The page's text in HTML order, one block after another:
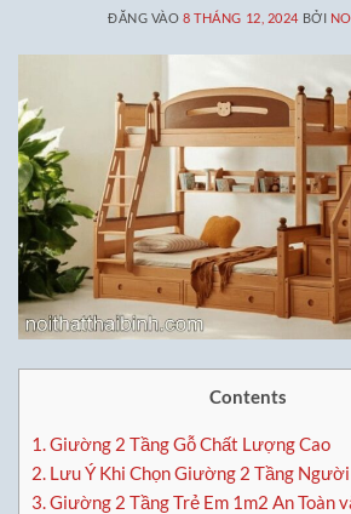
ĐĂNG VÀO8 THÁNG 12, 2024 BỞI
Contents
1.Giường 2 Tầng Gỗ Chất Lượng Cao
2. Lưu Ý Khi Chọn Giường 2 Tầng
3.Giường 2 Tầng Trẻ Em 1m2 An Toàn